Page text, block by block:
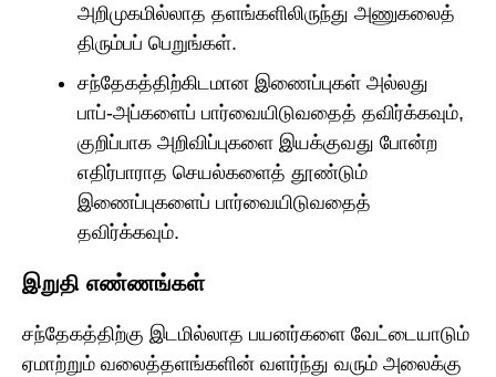
அறிமுகமில்லாத தளங்களிலிருந்து அணுகலைத்
திரும்பப் பெறுங்கள்.
சந்தேகத்திற்கிடமான இணைப்புகள் அல்லது
பாப்-அப்களைப் பார்வையிடுவதைத் தவிர்க்கவும்,
குறிப்பாக அறிவிப்புகளை இயக்குவது போன்ற
எதிர்பாராத செயல்களைத் தூண்டும்
இணைப்புகளைப் பார்வையிடுவதைத்
தவிர்க்கவும்.
இறுதி எண்ணங்கள்
சந்தேகத்திற்கு இடமில்லாத பயனர்களை வேட்டையாடும்
ஏமாற்றும் வலைத்தளங்களின் வளர்ந்து வரும் அலைக்கு